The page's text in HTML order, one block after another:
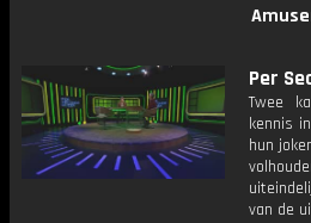
Per
Twee
kennis
hun
van de